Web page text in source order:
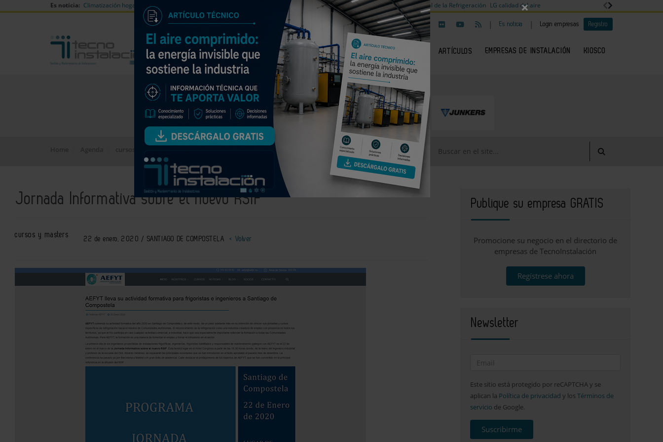
Es noticia: Climatización hogares verano Válvulas de equilibrado para sistemas calefacción Día mundial de la Refrigeración LG calidad del aire
| Es noticia | Login empresas Registro
NOTICIAS PRODUCTOS ARTÍCULOS EMPRESAS DE INSTALACIÓN KIOSCO
EMPRESAS PREMIUM
Jornada Informativa sobre el nuevo RSIF
Jornada Informativa sobre el nuevo RSIF
cursos y masters 22 de enero, 2020 / SANTIAGO DE COMPOSTELA < Volver
Publique su empresa GRATIS
Promocione su negocio en el directorio de
empresas de TecnoInstalación
Regístrese ahora
Newsletter
Este sitio está protegido por reCAPTCHA y se
aplican la Política de privacidad y losTérminos de
servicio de Google.
Suscribirme
×